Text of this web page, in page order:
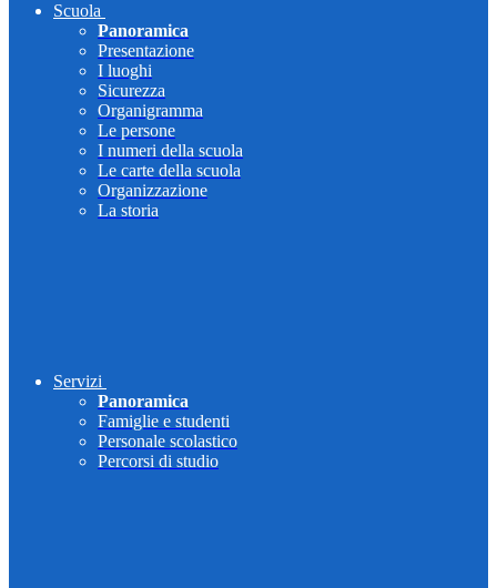
Scuola
Panoramica
Presentazione
I luoghi
Sicurezza
Organigramma
Le persone
I numeri della scuola
Le carte della scuola
Organizzazione
La storia
Servizi
Panoramica
Famiglie e studenti
Personale scolastico
Percorsi di studio